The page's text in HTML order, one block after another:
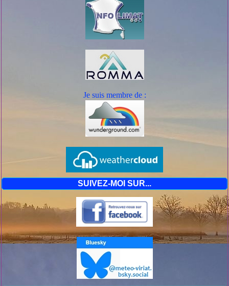
Je suis membre de :
SUIVEZ-MOI SUR...